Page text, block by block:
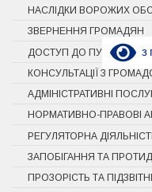
з
НАСЛІДКИ ВОРОЖИХ
ЗВЕРНЕННЯ ГРОМАДЯН
ДОСТУП ДО ПУБЛІЧНОЇ
КОНСУЛЬТАЦІЇ З
АДМІНІСТРАТИВНІ
НОРМАТИВНО-ПРАВОВІ
РЕГУЛЯТОРНА
ЗАПОБІГАННЯ ТА
ПРОЗОРІСТЬ ТА